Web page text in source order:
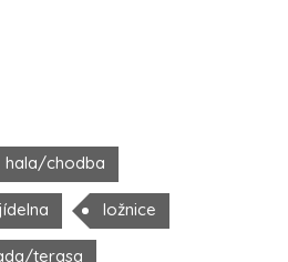
hala/chodba
jídelna ložnice
terasa